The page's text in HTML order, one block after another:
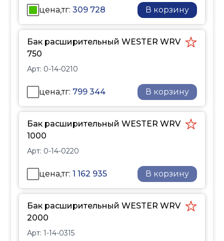
цена,тг:309 728 В корзину
Бак расширительный WESTER WRV
750
Арт: 0-14-0210
цена,тг: 799 344 В корзину
Бак расширительный WESTER WRV
1000
Арт: 0-14-0220
цена,тг:1 162 935 В корзину
Бак расширительный WESTER WRV
2000
Арт:1-14-0315